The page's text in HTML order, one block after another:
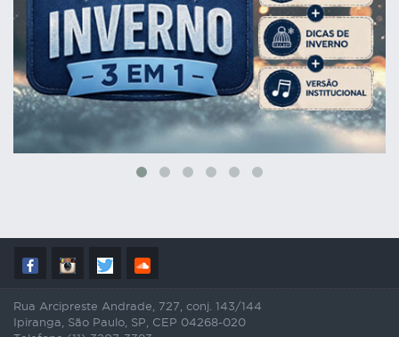
Rua Arcipreste Andrade, 727, conj. 143/144
Ipiranga, São Paulo, SP, CEP 04268-020